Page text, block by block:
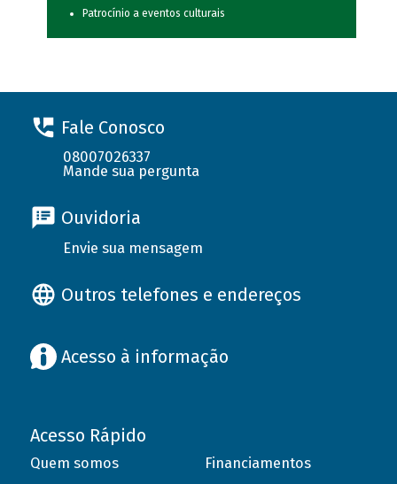
Patrocínio a eventos culturais
Fale Conosco
08007026337
Mande sua pergunta
Ouvidoria
Envie sua mensagem
Outros telefones e endereços
Acesso à informação
Acesso Rápido
Quem somos
Financiamentos